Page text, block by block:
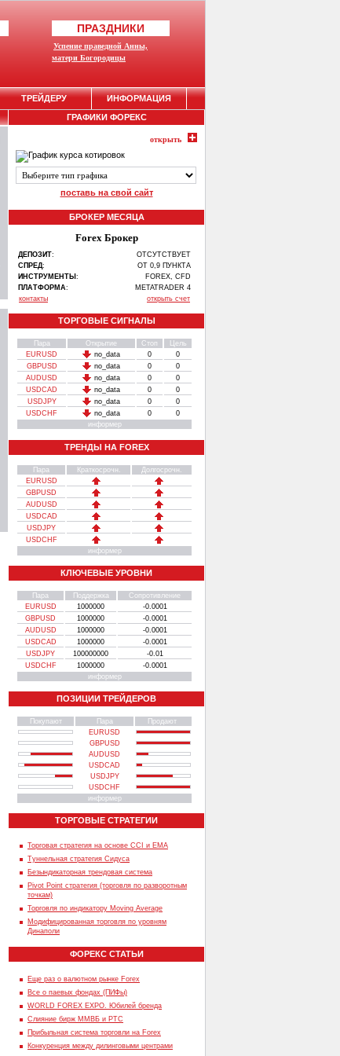
ГРАФИКИ ФОРЕКС
открыть
поставь на свой сайт
БРОКЕР МЕСЯЦА
Forex Брокер
ДЕПОЗИТ:
ОТСУТСТВУЕТ
СПРЕД:
ОТ 0,9 ПУНКТА
ИНСТРУМЕНТЫ :
FOREX, CFD
ПЛАТФОРМА:
METATRADER 4
контакты
открыть счет
ТОРГОВЫЕ СИГНАЛЫ
Пара Открытие Стоп
Цель
EURUSD
no_data 0
0
GBPUSD
no_data 0
0
AUDUSD
no_data 0
0
USDCAD
no_data 0
0
USDJPY
no_data 0
0
USDCHF
no_data 0
0
информер
ТРЕНДЫ НА FOREX
Пара Краткосрочн.
Долгосрочн.
EURUSD
GBPUSD
AUDUSD
USDCAD
USDJPY
USDCHF
информер
КЛЮЧЕВЫЕ УРОВНИ
Пара Поддержка
Сопротивление
EURUSD
1000000
-0.0001
GBPUSD
1000000
-0.0001
AUDUSD
1000000
-0.0001
USDCAD
1000000
-0.0001
USDJPY
100000000
-0.01
USDCHF
1000000
-0.0001
информер
ПОЗИЦИИ ТРЕЙДЕРОВ
Покупают Пара
Продают
EURUSD
GBPUSD
AUDUSD
USDCAD
USDJPY
USDCHF
информер
ТОРГОВЫЕ СТРАТЕГИИ
Торговая стратегия на основе CCI и EMA
Туннельная стратегия Сидуса
Безындикаторная трендовая система
Pivot Point стратегия (торговля по разворотным
точкам)
Торговля по индикатору Moving Average
Модифицированная торговля по уровням
Динаполи
ФОРЕКС СТАТЬИ
Еще раз о валютном рынке Forex
Все о паевых фондах (ПИФы)
WORLD FOREX EXPO. Юбилей бренда
Слияние бирж ММВБ и РТС
Прибыльная система торговли на Forex
Конкуренция между дилинговыми центрами
ПРАЗДНИКИ
Успение праведной Анны,
матери Богородицы
ТРЕЙДЕРУ ИНФОРМАЦИЯ